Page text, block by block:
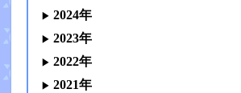
2024年
2023年
2022年
2021年